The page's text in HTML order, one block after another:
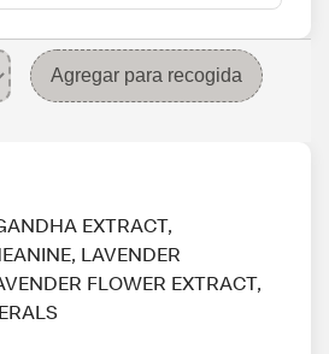
Agregar para recogida
EXTRACT,
LAVENDER
FLOWER EXTRACT,